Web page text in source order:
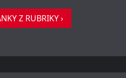
Z RUBRIKY ›